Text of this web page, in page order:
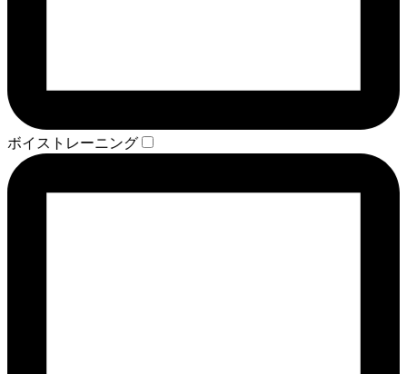
ボイストレーニング